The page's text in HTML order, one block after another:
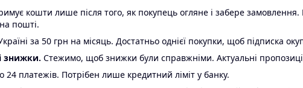
кошти лише після того, як покупець огляне і забере
пошті.
за 50 грн на місяць. Достатньо однієї покупки, щоб підписка
знижки. Стежимо, щоб знижки були справжніми. Актуальні
24 платежів. Потрібен лише кредитний ліміт у банку.